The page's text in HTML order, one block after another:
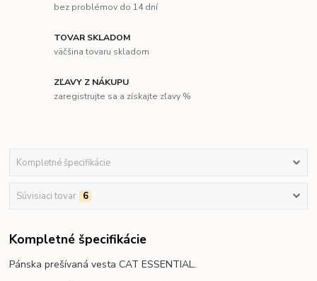
bez problémov do 14 dní
TOVAR SKLADOM
väčšina tovaru skladom
ZĽAVY Z NÁKUPU
zaregistrujte sa a získajte zľavy %
Kompletné špecifikácie
Súvisiaci tovar 6
Kompletné špecifikácie
Pánska prešívaná vesta CAT ESSENTIAL.